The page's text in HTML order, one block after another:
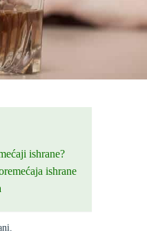
ishrane?
ishrane